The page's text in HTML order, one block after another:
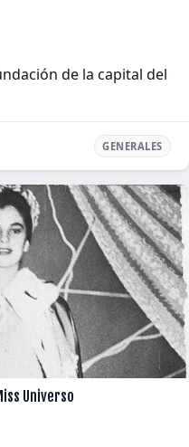
de la capital del
GENERALES
Universo